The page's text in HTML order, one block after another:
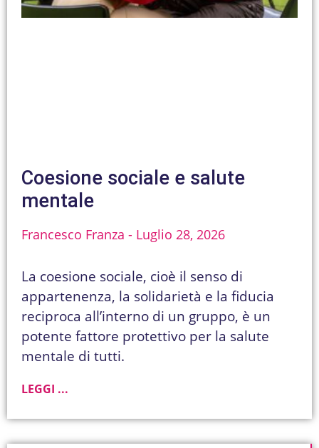
Coesione sociale e salute
mentale
Francesco Franza Luglio 28, 2026
La coesione sociale, cioè il senso di
appartenenza, la solidarietà e la fiducia
reciproca all’interno di un gruppo, è un
potente fattore protettivo per la salute
mentale di tutti.
LEGGI ...